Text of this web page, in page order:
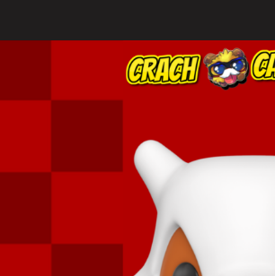
Product image slideshow Items